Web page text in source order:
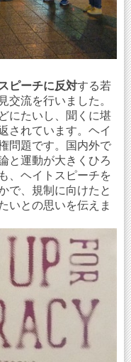
ピーチに反対する若
交流を行いました。
にたいし、聞くに堪
されています。ヘイ
問題です。国内外で
と運動が大きくひろ
、ヘイトスピーチを
で、規制に向けたと
いとの思いを伝えま